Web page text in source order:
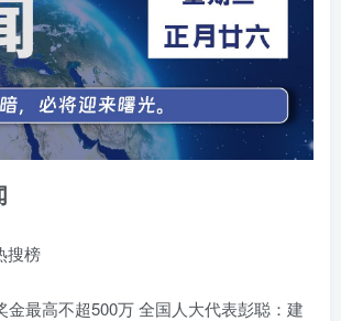
搜榜
金最高不超500万 全国人大代表彭聪：建